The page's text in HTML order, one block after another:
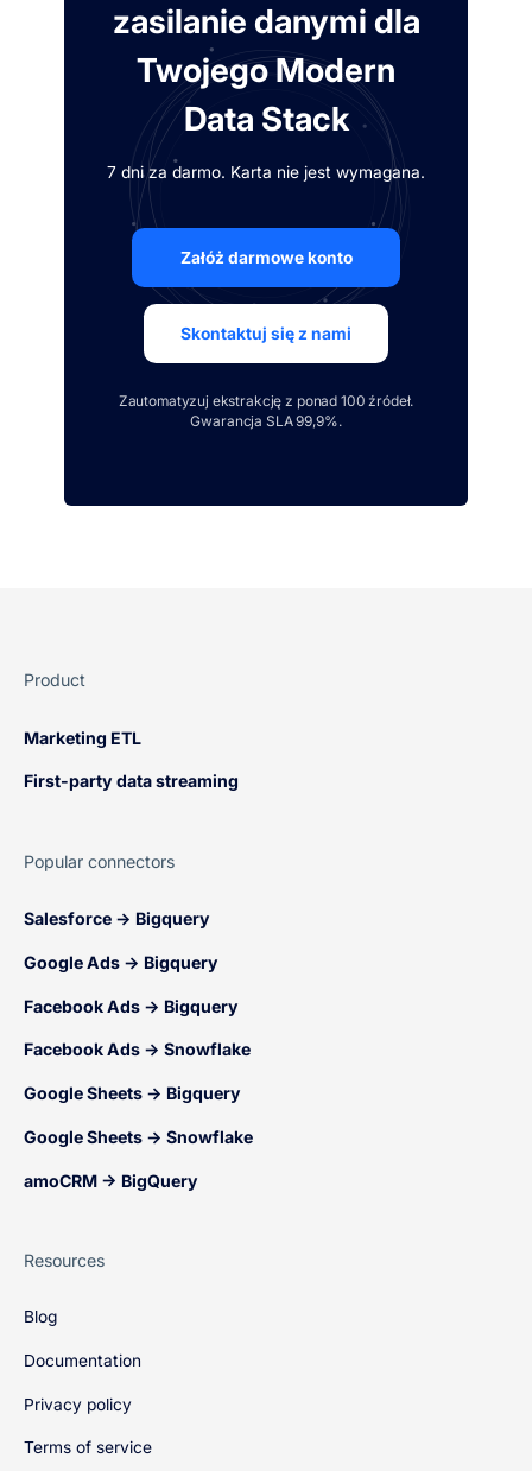
zasilanie danymi dla
Twojego Modern
Data Stack
7 dni za darmo. Karta nie jest wymagana.
Załóż darmowe konto
Skontaktuj się z nami
Zautomatyzuj ekstrakcję z ponad 100 źródeł.
Gwarancja SLA 99,9%.
Product
Marketing ETL
First-party data streaming
Popular connectors
Salesforce → Bigquery
Google Ads → Bigquery
Facebook Ads → Bigquery
Facebook Ads → Snowflake
Google Sheets → Bigquery
Google Sheets → Snowflake
amoCRM → BigQuery
Resources
Blog
Documentation
Privacy policy
Terms of service